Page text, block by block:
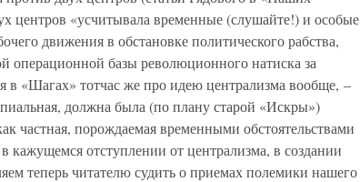
центров «усчитывала временные (слушайте!) и особые
движения в обстановке политического рабства,
операционной базы революционного натиска за
в «Шагах» тотчас же про идею централизма вообще, –
должна была (по плану старой «Искры»)
частная, порождаемая временными обстоятельствами
кажущемся отступлении от централизма, в создании
теперь читателю судить о приемах полемики нашего